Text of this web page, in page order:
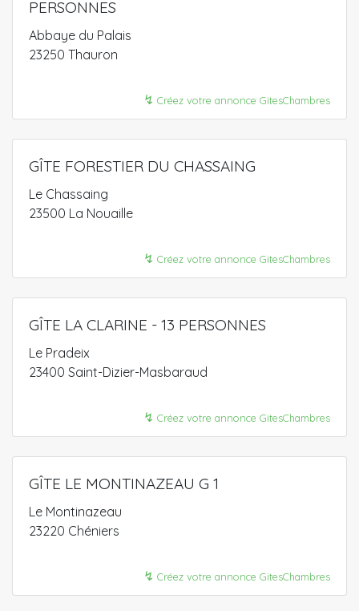
PERSONNES
Abbaye du Palais
23250 Thauron
↯ Créez votre annonce GitesChambres
GÎTE FORESTIER DU CHASSAING
Le Chassaing
23500 La Nouaille
↯ Créez votre annonce GitesChambres
GÎTE LA CLARINE - 13 PERSONNES
Le Pradeix
23400 Saint-Dizier-Masbaraud
↯ Créez votre annonce GitesChambres
GÎTE LE MONTINAZEAU G 1
Le Montinazeau
23220 Chéniers
↯ Créez votre annonce GitesChambres